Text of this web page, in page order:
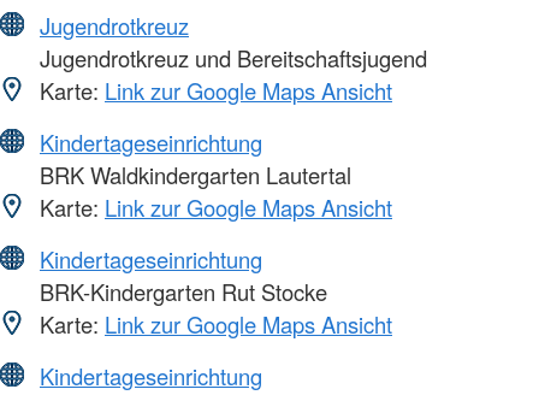
Jugendrotkreuz
Jugendrotkreuz und Bereitschaftsjugend
Karte: Link zur Google Maps Ansicht
Kindertageseinrichtung
BRK Waldkindergarten Lautertal
Karte: Link zur Google Maps Ansicht
Kindertageseinrichtung
BRK-Kindergarten Rut Stocke
Karte: Link zur Google Maps Ansicht
Kindertageseinrichtung